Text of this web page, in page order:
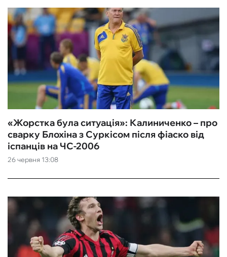
ІНШІ
БУКМЕКЕРИ
26 червня 13:08
«‎Жорстка була ситуація»: Калиниченко – про
сварку Блохіна з Суркісом після фіаско від
іспанців на ЧС-2006